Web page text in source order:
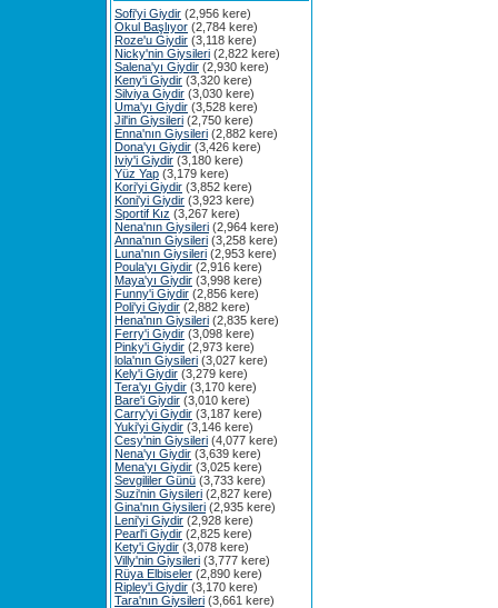
Sofi'yi Giydir (2,956 kere)
Okul Başlıyor (2,784 kere)
Roze'u Giydir (3,118 kere)
Nicky'nin Giysileri (2,822 kere)
Salena'yı Giydir (2,930 kere)
Keny'i Giydir (3,320 kere)
Silviya Giydir (3,030 kere)
Uma'yı Giydir (3,528 kere)
Jil'in Giysileri (2,750 kere)
Enna'nın Giysileri (2,882 kere)
Dona'yı Giydir (3,426 kere)
Iviy'i Giydir (3,180 kere)
Yüz Yap (3,179 kere)
Kori'yi Giydir (3,852 kere)
Koni'yi Giydir (3,923 kere)
Sportif Kız (3,267 kere)
Nena'nın Giysileri (2,964 kere)
Anna'nın Giysileri (3,258 kere)
Luna'nın Giysileri (2,953 kere)
Poula'yı Giydir (2,916 kere)
Maya'yı Giydir (3,998 kere)
Funny'i Giydir (2,856 kere)
Poli'yi Giydir (2,882 kere)
Hena'nın Giysileri (2,835 kere)
Ferry'i Giydir (3,098 kere)
Pinky'i Giydir (2,973 kere)
lola'nın Giysileri (3,027 kere)
Kely'i Giydir (3,279 kere)
Tera'yı Giydir (3,170 kere)
Bare'i Giydir (3,010 kere)
Carry'yi Giydir (3,187 kere)
Yuki'yi Giydir (3,146 kere)
Cesy'nin Giysileri (4,077 kere)
Nena'yı Giydir (3,639 kere)
Mena'yı Giydir (3,025 kere)
Sevgililer Günü (3,733 kere)
Suzi'nin Giysileri (2,827 kere)
Gina'nın Giysileri (2,935 kere)
Leni'yi Giydir (2,928 kere)
Pearl'i Giydir (2,825 kere)
Kety'i Giydir (3,078 kere)
Villy'nin Giysileri (3,777 kere)
Rüya Elbiseler (2,890 kere)
Ripley'i Giydir (3,170 kere)
Tara'nın Giysileri (3,661 kere)